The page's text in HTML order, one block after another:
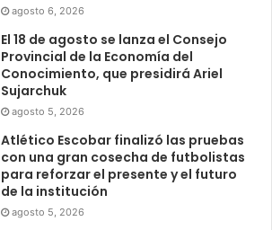
agosto 6, 2026
El 18 de agosto se lanza el Consejo
Provincial de la Economía del
Conocimiento, que presidirá Ariel
Sujarchuk
agosto 5, 2026
Atlético Escobar finalizó las pruebas
con una gran cosecha de futbolistas
para reforzar el presente y el futuro
de la institución
agosto 5, 2026